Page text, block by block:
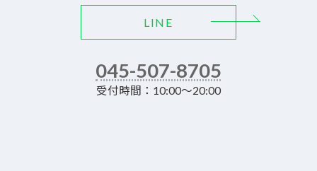
LINE
045-507-8705
受付時間：10:00～20:00